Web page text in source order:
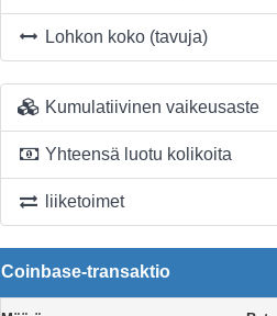
Lohkon koko (tavuja)
Kumulatiivinen vaikeusaste
Yhteensä luotu kolikoita
liiketoimet
Coinbase-transaktio